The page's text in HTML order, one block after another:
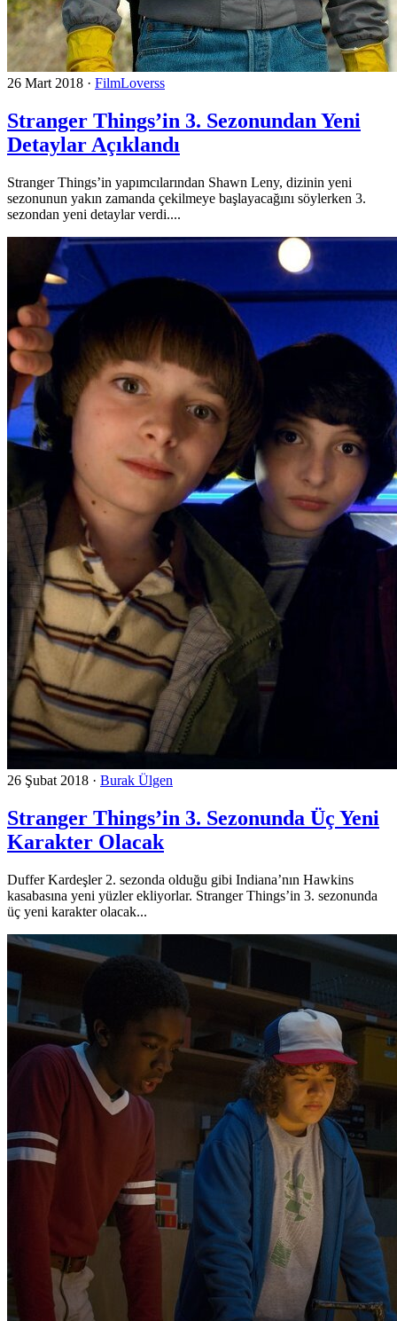
26 Mart 2018 · FilmLoverss
Stranger Things’in 3. Sezonundan Yeni
Detaylar Açıklandı
Stranger Things’in yapımcılarından Shawn Leny, dizinin yeni
sezonunun yakın zamanda çekilmeye başlayacağını söylerken 3.
sezondan yeni detaylar verdi....
26 Şubat 2018 · Burak Ülgen
Stranger Things’in 3. Sezonunda Üç Yeni
Karakter Olacak
Duffer Kardeşler 2. sezonda olduğu gibi Indiana’nın Hawkins
kasabasına yeni yüzler ekliyorlar. Stranger Things’in 3. sezonunda
üç yeni karakter olacak...